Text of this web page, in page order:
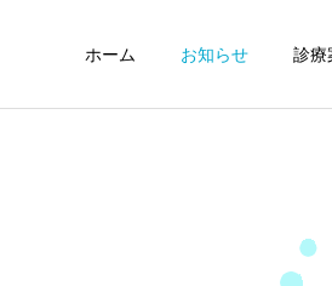
ホーム お知らせ 診療